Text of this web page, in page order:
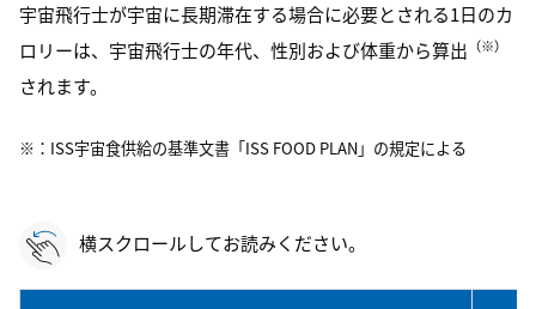
宇宙飛行士が宇宙に長期滞在する場合に必要とされる1日のカ
ロリーは、宇宙飛行士の年代、性別および体重から算出 （※）
されます。
※：ISS宇宙食供給の基準文書「ISS FOOD PLAN」の規定による
横スクロールしてお読みください。